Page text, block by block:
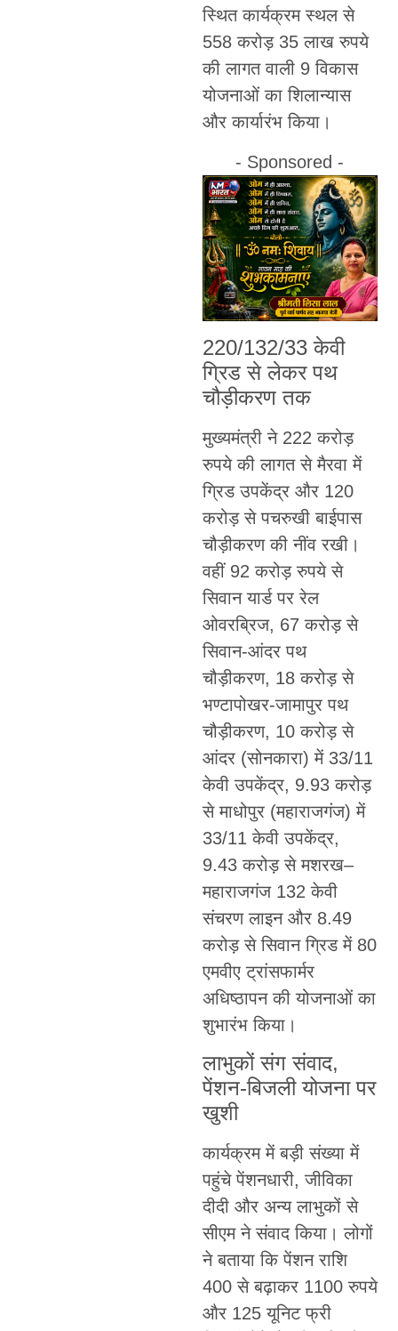
स्थित कार्यक्रम स्थल से
558 करोड़ 35 लाख रुपये
की लागत वाली 9 विकास
योजनाओं का शिलान्यास
और कार्यारंभ किया।
- Sponsored -
220/132/33 केवी
ग्रिड से लेकर पथ
चौड़ीकरण तक
मुख्यमंत्री ने 222 करोड़
रुपये की लागत से मैरवा में
ग्रिड उपकेंद्र और 120
करोड़ से पचरुखी बाईपास
चौड़ीकरण की नींव रखी।
वहीं 92 करोड़ रुपये से
सिवान यार्ड पर रेल
ओवरब्रिज, 67 करोड़ से
सिवान-आंदर पथ
चौड़ीकरण, 18 करोड़ से
भण्टापोखर-जामापुर पथ
चौड़ीकरण, 10 करोड़ से
आंदर (सोनकारा) में 33/11
केवी उपकेंद्र, 9.93 करोड़
से माधोपुर (महाराजगंज) में
33/11 केवी उपकेंद्र,
9.43 करोड़ से मशरख–
महाराजगंज 132 केवी
संचरण लाइन और 8.49
करोड़ से सिवान ग्रिड में 80
एमवीए ट्रांसफार्मर
अधिष्ठापन की योजनाओं का
शुभारंभ किया।
लाभुकों संग संवाद,
पेंशन-बिजली योजना पर
खुशी
कार्यक्रम में बड़ी संख्या में
पहुंचे पेंशनधारी, जीविका
दीदी और अन्य लाभुकों से
सीएम ने संवाद किया। लोगों
ने बताया कि पेंशन राशि
400 से बढ़ाकर 1100 रुपये
और 125 यूनिट फ्री